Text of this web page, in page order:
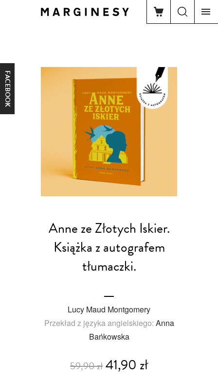
FACEBOOK
Anne ze Złotych Iskier.
Książka z autografem
tłumaczki.
Lucy Maud Montgomery
Przekład z języka angielskiego: Anna
Bańkowska
59,90 zł41,90 zł